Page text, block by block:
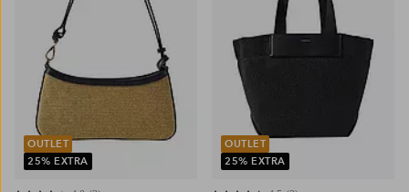
OUTLET
25% EXTRA
OUTLET
25% EXTRA